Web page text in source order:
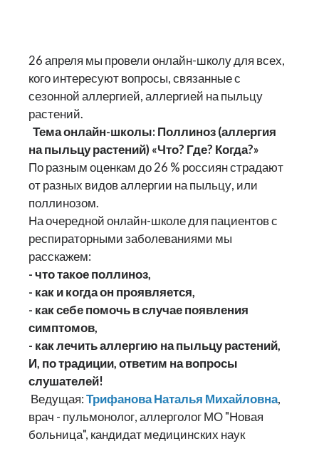
26 апреля мы провели онлайн-школу для всех,
кого интересуют вопросы, связанные с
сезонной аллергией, аллергией на пыльцу
растений.
Тема онлайн-школы: Поллиноз (аллергия
на пыльцу растений) «Что? Где? Когда?»
По разным оценкам до 26 % россиян страдают
от разных видов аллергии на пыльцу, или
поллинозом.
На очередной онлайн-школе для пациентов с
респираторными заболеваниями мы
расскажем:
- что такое поллиноз,
- как и когда он проявляется,
- как себе помочь в случае появления
симптомов,
- как лечить аллергию на пыльцу растений,
И, по традиции, ответим на вопросы
слушателей!
Ведущая: Трифанова Наталья Михайловна,
врач - пульмонолог, аллерголог МО "Новая
больница", кандидат медицинских наук